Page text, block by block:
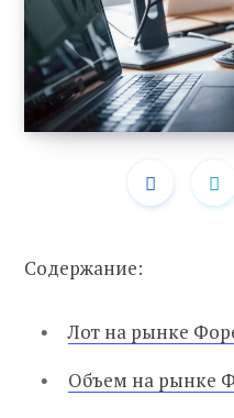
Содержание:
Лот на рынке
Объем на рынке